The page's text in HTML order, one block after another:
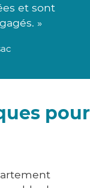
et sont
»
pour